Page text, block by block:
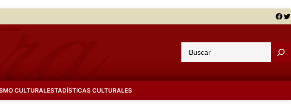
Facebook Twitter
u
a
CULTURALESTADÍSTICAS CULTURALES